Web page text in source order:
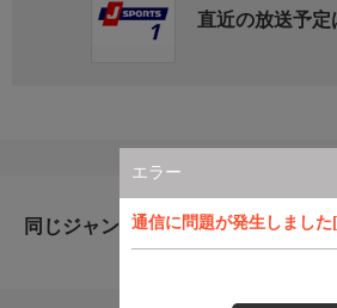
エラー
通信に問題が発生しまし
直近の放送予定
同じジャンルのおすすめ番組